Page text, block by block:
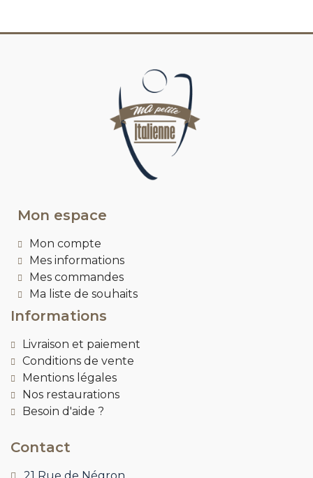
Mon espace
Mon compte
Mes informations
Mes commandes
Ma liste de souhaits
Informations
Livraison et paiement
Conditions de vente
Mentions légales
Nos restaurations
Besoin d'aide ?
Contact